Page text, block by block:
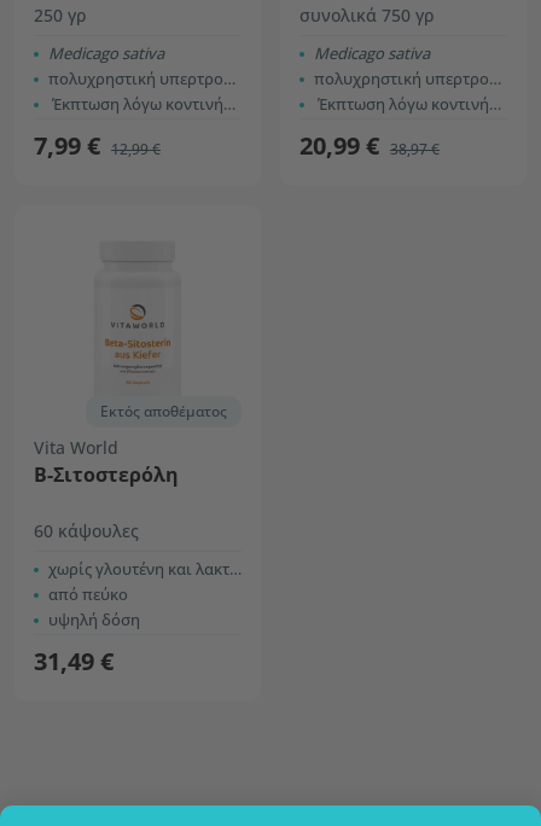
250 γρ
Medicago sativa
πολυχρηστική υπερτροφή
Έκπτωση λόγω κοντινής ημερομηνίας λήξης
7,99 € 12,99 €
συνολικά 750 γρ
Medicago sativa
πολυχρηστική υπερτροφή
Έκπτωση λόγω κοντινής ημερομηνίας λήξης
20,99 € 38,97 €
Εκτός αποθέματος
Vita World
B-Σιτοστερόλη
60 κάψουλες
χωρίς γλουτένη και λακτόζη
από πεύκο
υψηλή δόση
31,49 €